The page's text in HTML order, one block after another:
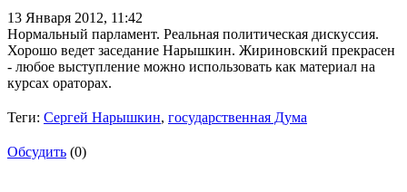
13 Января 2012, 11:42
Нормальный парламент. Реальная политическая дискуссия.
Хорошо ведет заседание Нарышкин. Жириновский прекрасен
- любое выступление можно использовать как материал на
курсах ораторах.
Теги: Сергей Нарышкин, государственная Дума
Обсудить (0)